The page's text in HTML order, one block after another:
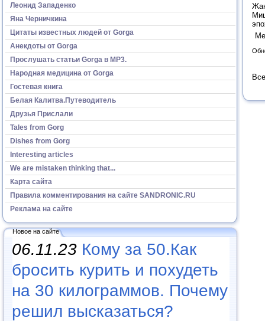
Леонид Западенко
Яна Черничкина
Цитаты известных людей от Gorga
Анекдоты от Gorga
Прослушать статьи Gorga в МР3.
Народная медицина от Gorga
Гостевая книга
Белая Калитва.Путеводитель
Друзья Прислали
Tales from Gorg
Dishes from Gorg
Interesting articles
We are mistaken thinking that...
Карта сайта
Правила комментирования на сайте SANDRONIC.RU
Реклама на сайте
Новое на сайте
06.11.23 Кому за 50.Как
бросить курить и похудеть
на 30 килограммов. Почему
решил высказаться?